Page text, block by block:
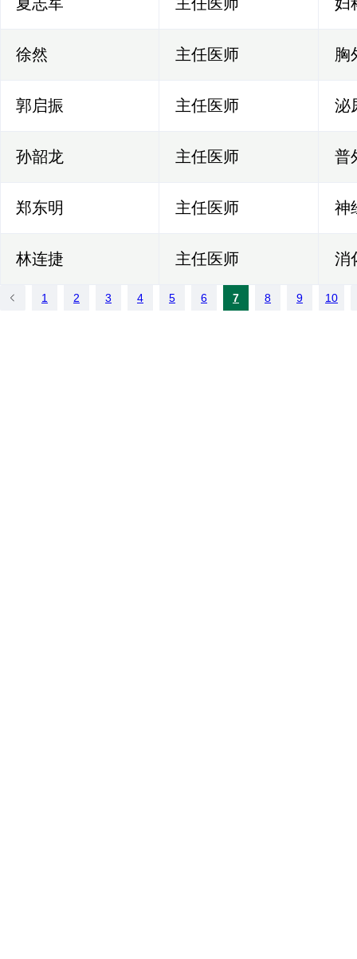
徐然 主任医师 胸
郭启振 主任医师 泌
孙韶龙 主任医师 普
郑东明 主任医师 神
林连捷 主任医师 消
1 2 3 4 5 6 7 8 9 10